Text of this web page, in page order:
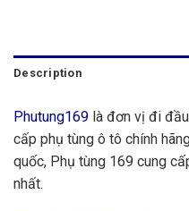
Description
Phutung169 là đơn vị đi
cấp phụ tùng ô tô chính
quốc, Phụ tùng 169 cung
nhất.